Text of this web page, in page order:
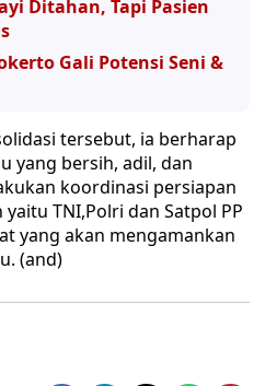
Ditahan, Tapi Pasien
Gali Potensi Seni &
tersebut, ia berharap
yang bersih, adil, dan
koordinasi persiapan
TNI,Polri dan Satpol PP
yang akan mengamankan
(and)